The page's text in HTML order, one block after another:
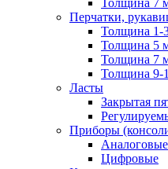
Толщина 7
Перчатки,
Толщина 1-
Толщина 5
Толщина 7
Толщина 9-
Ласты
Закрытая
Приборы
Аналоговые
Цифровые